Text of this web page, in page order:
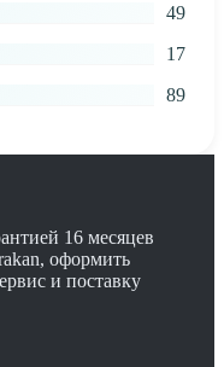
49
17
89
16 месяцев
оформить
и поставку